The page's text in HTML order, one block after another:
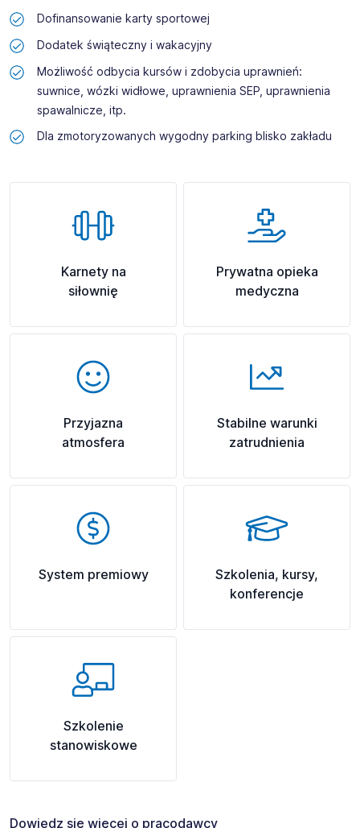
Dofinansowanie karty sportowej
Dodatek świąteczny i wakacyjny
Możliwość odbycia kursów i zdobycia uprawnień:
suwnice, wózki widłowe, uprawnienia SEP, uprawnienia
spawalnicze, itp.
Dla zmotoryzowanych wygodny parking blisko zakładu
Karnety na
siłownię
Prywatna opieka
medyczna
Przyjazna
atmosfera
Stabilne warunki
zatrudnienia
System premiowy
Szkolenia, kursy,
konferencje
Szkolenie
stanowiskowe
Dowiedz się więcej o pracodawcy